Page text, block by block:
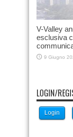
V-Valley
esclusiva
9 Giugno
LOGIN/
Login